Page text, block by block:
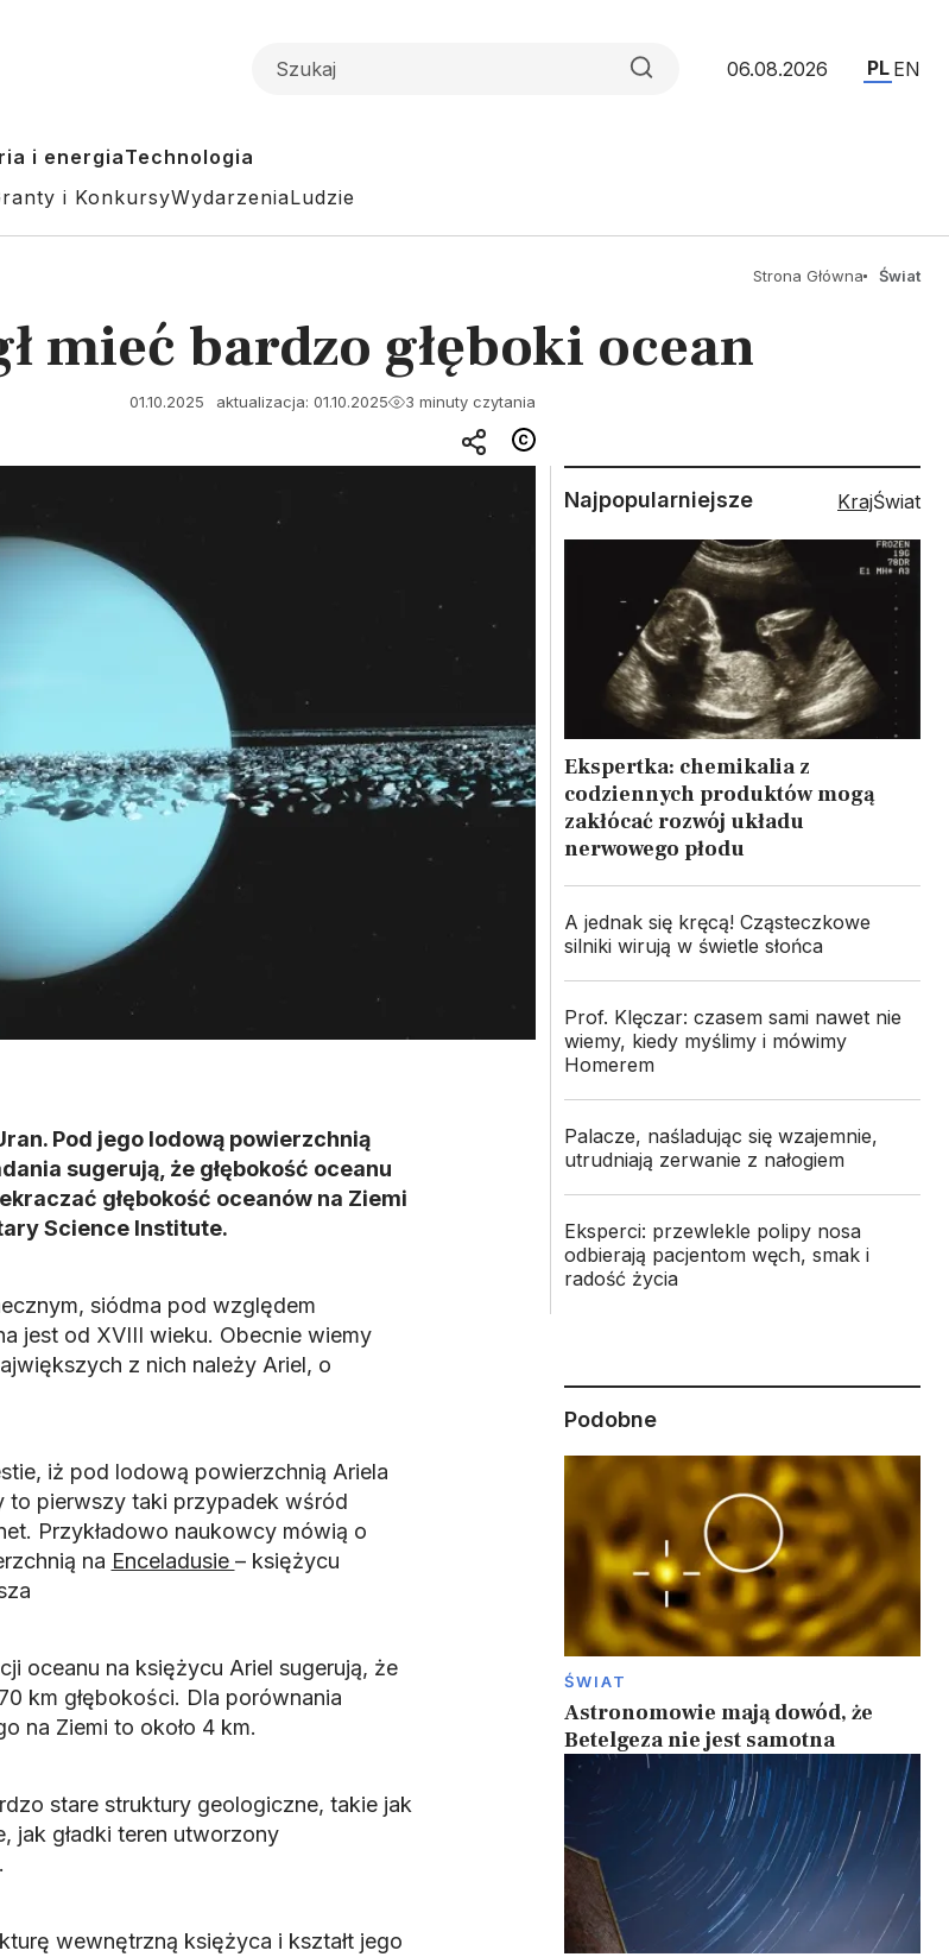
06.08.2026 PL EN
i energiaTechnologia
i KonkursyWydarzeniaLudzie
Strona Główna Świat
mieć bardzo głęboki ocean
01.10.2025 aktualizacja: 01.10.2025 3 minuty czytania
Pod jego lodową powierzchnią
sugerują, że głębokość oceanu
głębokość oceanów na Ziemi
Science Institute.
siódma pod względem
jest od XVIII wieku. Obecnie wiemy
z nich należy Ariel, o
iż pod lodową powierzchnią Ariela
to pierwszy taki przypadek wśród
Przykładowo naukowcy mówią o
na Enceladusie – księżycu
oceanu na księżycu Ariel sugerują, że
km głębokości. Dla porównania
na Ziemi to około 4 km.
stare struktury geologiczne, takie jak
jak gładki teren utworzony
wewnętrzną księżyca i kształt jego
Najpopularniejsze KrajŚwiat
Ekspertka: chemikalia z
codziennych produktów mogą
zakłócać rozwój układu
nerwowego płodu
A jednak się kręcą! Cząsteczkowe
silniki wirują w świetle słońca
Prof. Klęczar: czasem sami nawet nie
wiemy, kiedy myślimy i mówimy
Homerem
Palacze, naśladując się wzajemnie,
utrudniają zerwanie z nałogiem
Eksperci: przewlekle polipy nosa
odbierają pacjentom węch, smak i
radość życia
Podobne
ŚWIAT
Astronomowie mają dowód, że
Betelgeza nie jest samotna